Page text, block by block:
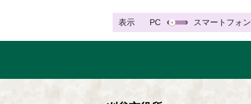
表示 PC スマートフォン